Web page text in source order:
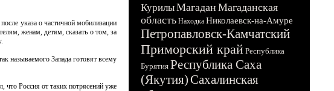
указа о частичной мобилизации
женам, детям, сказать о том, за
называемого Запада готовят всему
что Россия от таких потрясений уже
КурилыМагадан Магаданская
область Находка Николаевск-на-Амуре
Петропавловск-Камчатский
Приморский край Республика
Бурятия Республика Саха
(Якутия)Сахалинская